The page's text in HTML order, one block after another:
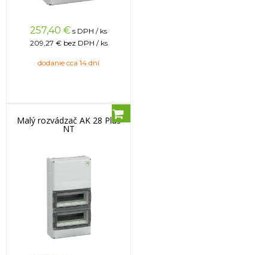
257,40 € s DPH / ks
209,27 € bez DPH / ks
dodanie cca 14 dní
Malý rozvádzač AK 28 Plus
NT